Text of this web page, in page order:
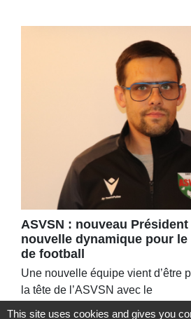
ASVSN : nouveau Président
nouvelle dynamique pour le
de football
Une nouvelle équipe vient d’être
la tête de l’ASVSN avec le
This site uses cookies and gives you